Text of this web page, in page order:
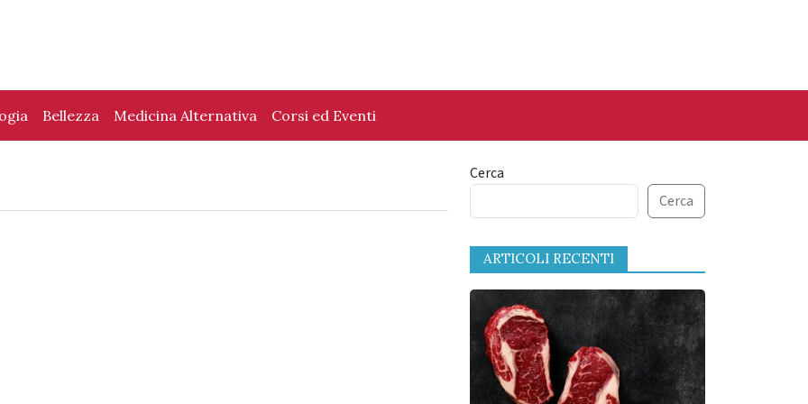
Bellezza Medicina Alternativa Corsi ed Eventi
Cerca
Cerca
ARTICOLI RECENTI